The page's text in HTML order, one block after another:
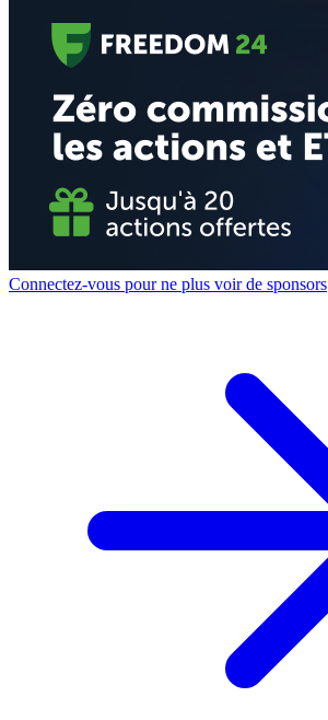
Connectez-vous pour ne plus voir de sponsors